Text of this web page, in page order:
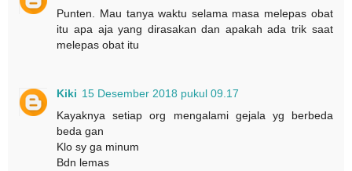
Punten. Mau tanya waktu selama masa melepas obat
itu apa aja yang dirasakan dan apakah ada trik saat
melepas obat itu
Kiki 15 Desember 2018 pukul 09.17
Kayaknya setiap org mengalami gejala yg berbeda
beda gan
Klo sy ga minum
Bdn lemas